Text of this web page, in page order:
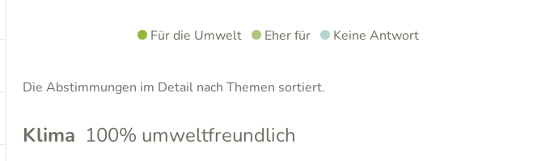
Für die Umwelt Eher für Keine Antwort
Die Abstimmungen im Detail nach Themen sortiert.
Klima 100% umweltfreundlich